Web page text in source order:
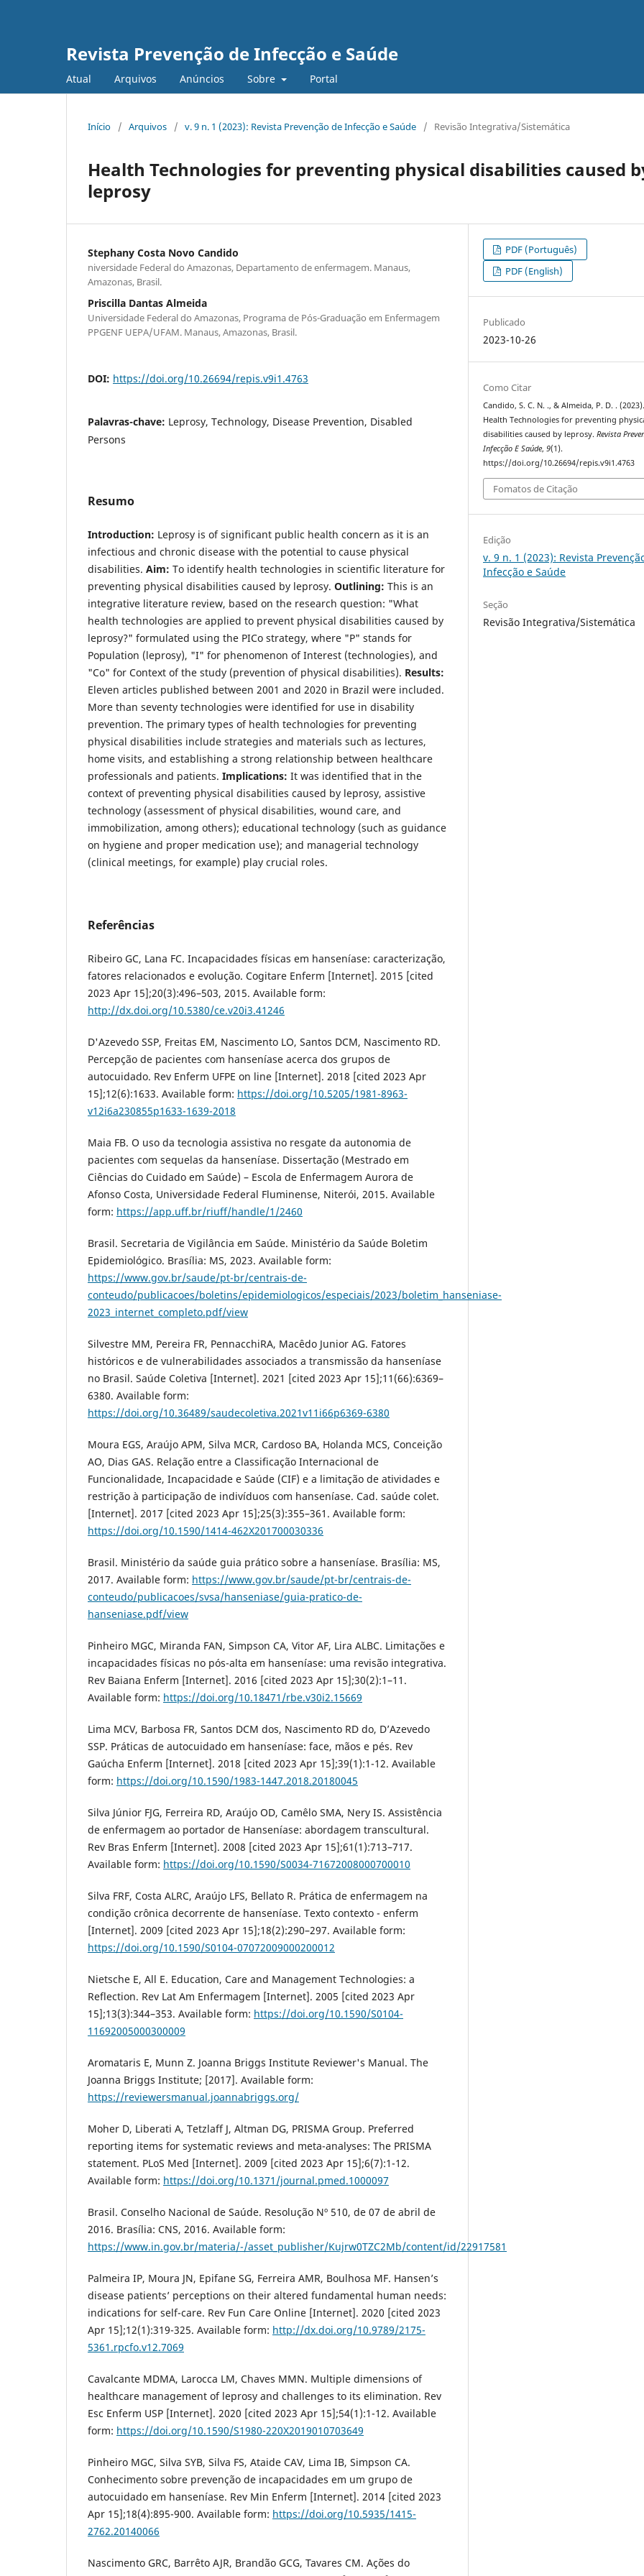
Revista Prevenção de Infecção e Saúde
Atual Arquivos Anúncios Sobre Portal
Início / Arquivos / v. 9 n. 1 (2023): Revista Prevenção de Infecção e Saúde / Revisão Integrativa/Sistemática
Health Technologies for preventing physical disabilities caused
leprosy
Stephany Costa Novo Candido
niversidade Federal do Amazonas, Departamento de enfermagem. Manaus,
Amazonas, Brasil.
Priscilla Dantas Almeida
Universidade Federal do Amazonas, Programa de Pós-Graduação em Enfermagem
PPGENF UEPA/UFAM. Manaus, Amazonas, Brasil.
DOI: https://doi.org/10.26694/repis.v9i1.4763
Palavras-chave: Leprosy, Technology, Disease Prevention, Disabled
Persons
Resumo
Introduction: Leprosy is of significant public health concern as it is an
infectious and chronic disease with the potential to cause physical
disabilities. Aim: To identify health technologies in scientific literature for
preventing physical disabilities caused by leprosy. Outlining: This is an
integrative literature review, based on the research question: "What
health technologies are applied to prevent physical disabilities caused by
leprosy?" formulated using the PICo strategy, where "P" stands for
Population (leprosy), "I" for phenomenon of Interest (technologies), and
"Co" for Context of the study (prevention of physical disabilities). Results:
Eleven articles published between 2001 and 2020 in Brazil were included.
More than seventy technologies were identified for use in disability
prevention. The primary types of health technologies for preventing
physical disabilities include strategies and materials such as lectures,
home visits, and establishing a strong relationship between healthcare
professionals and patients. Implications: It was identified that in the
context of preventing physical disabilities caused by leprosy, assistive
technology (assessment of physical disabilities, wound care, and
immobilization, among others); educational technology (such as guidance
on hygiene and proper medication use); and managerial technology
(clinical meetings, for example) play crucial roles.
Referências
Ribeiro GC, Lana FC. Incapacidades físicas em hanseníase: caracterização,
fatores relacionados e evolução. Cogitare Enferm [Internet]. 2015 [cited
2023 Apr 15];20(3):496–503, 2015. Available form:
http://dx.doi.org/10.5380/ce.v20i3.41246
D'Azevedo SSP, Freitas EM, Nascimento LO, Santos DCM, Nascimento RD.
Percepção de pacientes com hanseníase acerca dos grupos de
autocuidado. Rev Enferm UFPE on line [Internet]. 2018 [cited 2023 Apr
15];12(6):1633. Available form: https://doi.org/10.5205/1981-8963-
v12i6a230855p1633-1639-2018
Maia FB. O uso da tecnologia assistiva no resgate da autonomia de
pacientes com sequelas da hanseníase. Dissertação (Mestrado em
Ciências do Cuidado em Saúde) – Escola de Enfermagem Aurora de
Afonso Costa, Universidade Federal Fluminense, Niterói, 2015. Available
form: https://app.uff.br/riuff/handle/1/2460
Brasil. Secretaria de Vigilância em Saúde. Ministério da Saúde Boletim
Epidemiológico. Brasília: MS, 2023. Available form:
https://www.gov.br/saude/pt-br/centrais-de-
conteudo/publicacoes/boletins/epidemiologicos/especiais/2023/boletim_hanseniase-
2023_internet_completo.pdf/view
Silvestre MM, Pereira FR, PennacchiRA, Macêdo Junior AG. Fatores
históricos e de vulnerabilidades associados a transmissão da hanseníase
no Brasil. Saúde Coletiva [Internet]. 2021 [cited 2023 Apr 15];11(66):6369–
6380. Available form:
https://doi.org/10.36489/saudecoletiva.2021v11i66p6369-6380
Moura EGS, Araújo APM, Silva MCR, Cardoso BA, Holanda MCS, Conceição
AO, Dias GAS. Relação entre a Classificação Internacional de
Funcionalidade, Incapacidade e Saúde (CIF) e a limitação de atividades e
restrição à participação de indivíduos com hanseníase. Cad. saúde colet.
[Internet]. 2017 [cited 2023 Apr 15];25(3):355–361. Available form:
https://doi.org/10.1590/1414-462X201700030336
Brasil. Ministério da saúde guia prático sobre a hanseníase. Brasília: MS,
2017. Available form: https://www.gov.br/saude/pt-br/centrais-de-
conteudo/publicacoes/svsa/hanseniase/guia-pratico-de-
hanseniase.pdf/view
Pinheiro MGC, Miranda FAN, Simpson CA, Vitor AF, Lira ALBC. Limitações e
incapacidades físicas no pós-alta em hanseníase: uma revisão integrativa.
Rev Baiana Enferm [Internet]. 2016 [cited 2023 Apr 15];30(2):1–11.
Available form: https://doi.org/10.18471/rbe.v30i2.15669
Lima MCV, Barbosa FR, Santos DCM dos, Nascimento RD do, D’Azevedo
SSP. Práticas de autocuidado em hanseníase: face, mãos e pés. Rev
Gaúcha Enferm [Internet]. 2018 [cited 2023 Apr 15];39(1):1-12. Available
form: https://doi.org/10.1590/1983-1447.2018.20180045
Silva Júnior FJG, Ferreira RD, Araújo OD, Camêlo SMA, Nery IS. Assistência
de enfermagem ao portador de Hanseníase: abordagem transcultural.
Rev Bras Enferm [Internet]. 2008 [cited 2023 Apr 15];61(1):713–717.
Available form: https://doi.org/10.1590/S0034-71672008000700010
Silva FRF, Costa ALRC, Araújo LFS, Bellato R. Prática de enfermagem na
condição crônica decorrente de hanseníase. Texto contexto - enferm
[Internet]. 2009 [cited 2023 Apr 15];18(2):290–297. Available form:
https://doi.org/10.1590/S0104-07072009000200012
Nietsche E, All E. Education, Care and Management Technologies: a
Reflection. Rev Lat Am Enfermagem [Internet]. 2005 [cited 2023 Apr
15];13(3):344–353. Available form: https://doi.org/10.1590/S0104-
11692005000300009
Aromataris E, Munn Z. Joanna Briggs Institute Reviewer's Manual. The
Joanna Briggs Institute; [2017]. Available form:
https://reviewersmanual.joannabriggs.org/
Moher D, Liberati A, Tetzlaff J, Altman DG, PRISMA Group. Preferred
reporting items for systematic reviews and meta-analyses: The PRISMA
statement. PLoS Med [Internet]. 2009 [cited 2023 Apr 15];6(7):1-12.
Available form: https://doi.org/10.1371/journal.pmed.1000097
Brasil. Conselho Nacional de Saúde. Resolução Nº 510, de 07 de abril de
2016. Brasília: CNS, 2016. Available form:
https://www.in.gov.br/materia/-/asset_publisher/Kujrw0TZC2Mb/content/id/22917581
Palmeira IP, Moura JN, Epifane SG, Ferreira AMR, Boulhosa MF. Hansen’s
disease patients’ perceptions on their altered fundamental human needs:
indications for self-care. Rev Fun Care Online [Internet]. 2020 [cited 2023
Apr 15];12(1):319-325. Available form: http://dx.doi.org/10.9789/2175-
5361.rpcfo.v12.7069
Cavalcante MDMA, Larocca LM, Chaves MMN. Multiple dimensions of
healthcare management of leprosy and challenges to its elimination. Rev
Esc Enferm USP [Internet]. 2020 [cited 2023 Apr 15];54(1):1-12. Available
form: https://doi.org/10.1590/S1980-220X2019010703649
Pinheiro MGC, Silva SYB, Silva FS, Ataide CAV, Lima IB, Simpson CA.
Conhecimento sobre prevenção de incapacidades em um grupo de
autocuidado em hanseníase. Rev Min Enferm [Internet]. 2014 [cited 2023
Apr 15];18(4):895-900. Available form: https://doi.org/10.5935/1415-
2762.20140066
Nascimento GRC, Barrêto AJR, Brandão GCG, Tavares CM. Ações do
PDF (Português)
PDF (English)
Publicado
2023-10-26
Como Citar
Candido, S. C. N. ., & Almeida, P. D. . (2023).
Health Technologies for preventing
disabilities caused by leprosy.Revista
Infecção E Saúde,9(1).
https://doi.org/10.26694/repis.v9i1.4763
Fomatos de Citação
Edição
v. 9 n. 1 (2023): Revista
Infecção e Saúde
Seção
Revisão Integrativa/Sistemática